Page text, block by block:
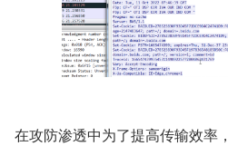
在攻防渗透中为了提高传输效率